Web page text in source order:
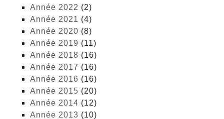
année 2022 (2)
année 2021 (4)
année 2020 (8)
année 2019 (11)
année 2018 (16)
année 2017 (16)
année 2016 (16)
année 2015 (20)
année 2014 (12)
année 2013 (10)